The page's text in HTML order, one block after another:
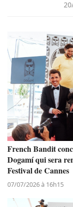
French Bandit
Dogamí qui sera
Festival de Cannes
07/07/2026 à 16h15